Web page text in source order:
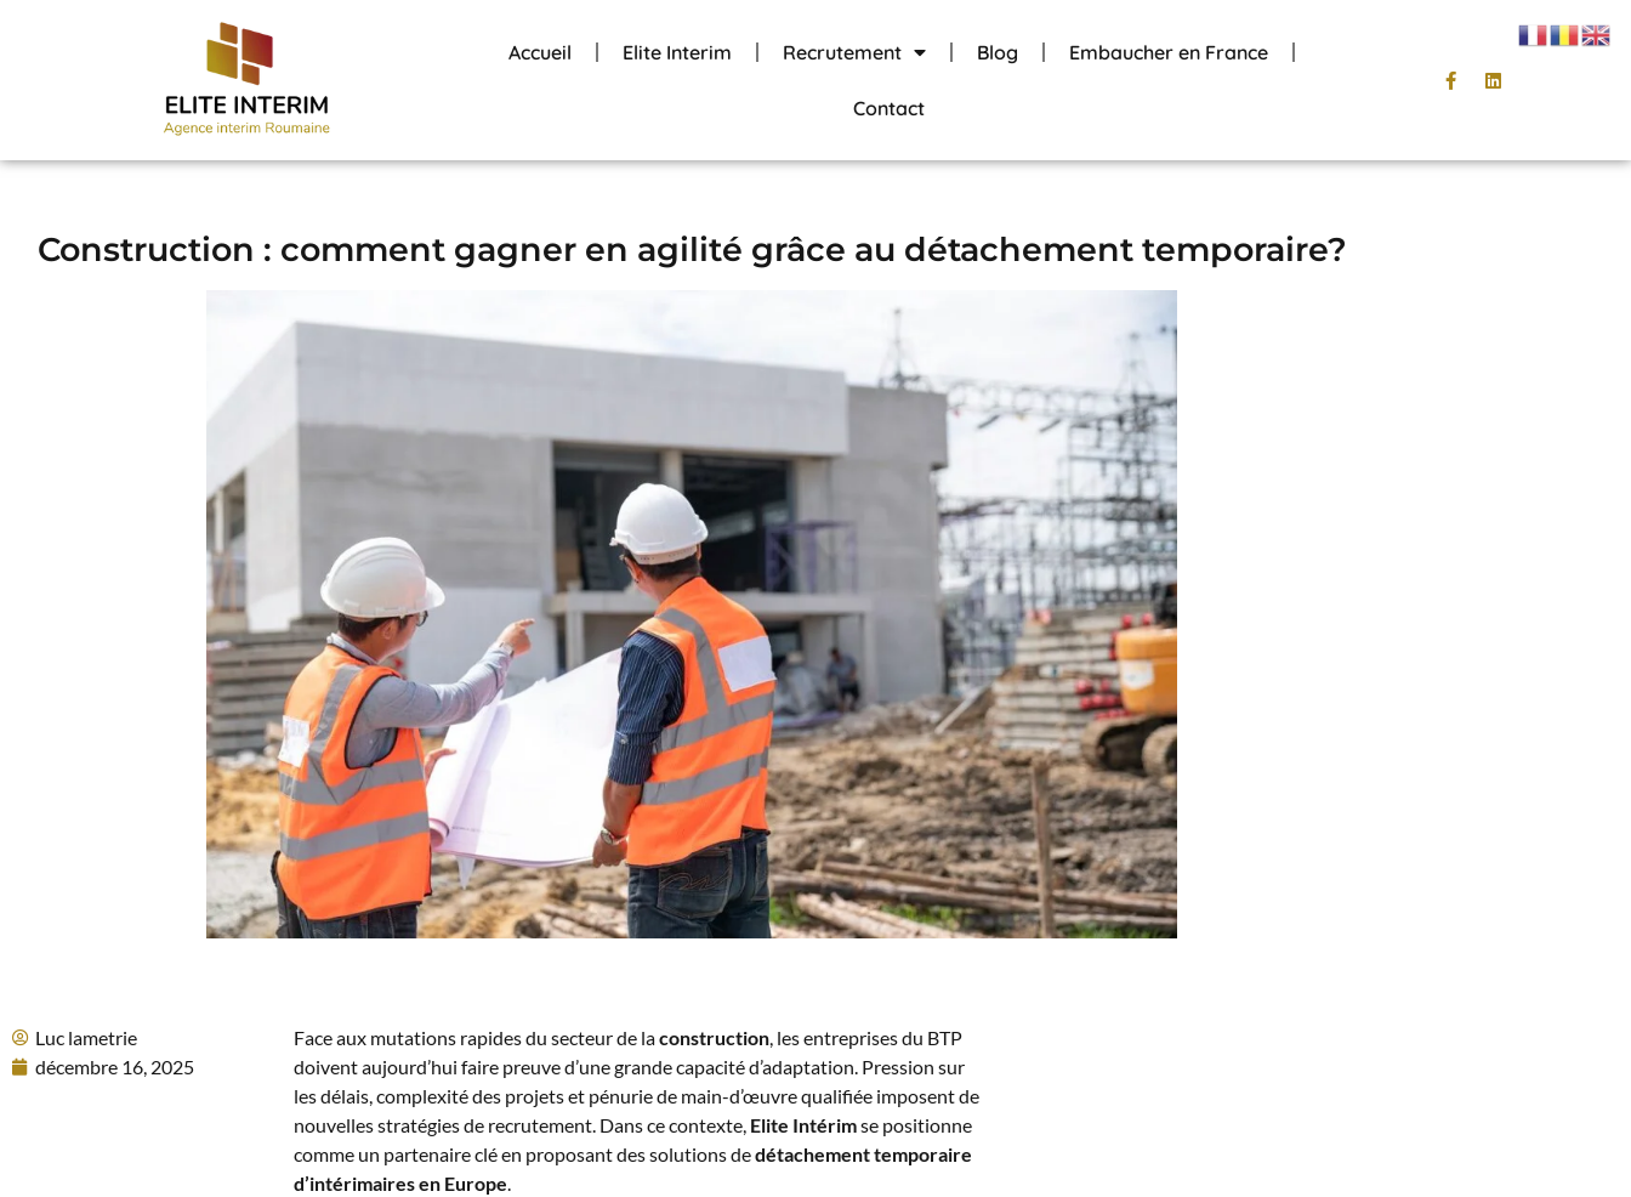
Accueil Elite Interim Recrutement Blog Embaucher en France
Contact
Construction : comment gagner en agilité grâce au détachement temporaire?
Luc lametrie
décembre 16, 2025
Face aux mutations rapides du secteur de laconstruction, les entreprises du BTP
doivent aujourd’hui faire preuve d’une grande capacité d’adaptation. Pression sur
les délais, complexité des projets et pénurie de main-d’œuvre qualifiée imposent de
nouvelles stratégies de recrutement. Dans ce contexte, Elite Intérimse positionne
comme un partenaire clé en proposant des solutions dedétachement temporaire
d’intérimaires en Europe